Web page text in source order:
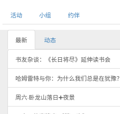
活动 小组 约伴
最新 动态
书友杂谈：《长日将尽》延伸读书会
哈姆雷特与你：为什么我们总是在犹豫？
周六·卧龙山落日➕夜景